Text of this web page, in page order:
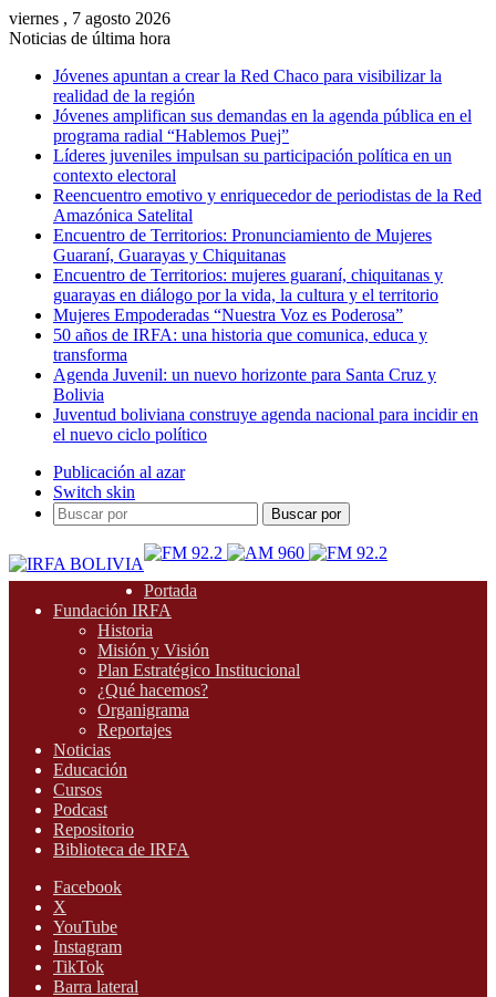
viernes , 7 agosto 2026
Noticias de última hora
Jóvenes apuntan a crear la Red Chaco para visibilizar la
realidad de la región
Jóvenes amplifican sus demandas en la agenda pública en el
programa radial “Hablemos Puej”
Líderes juveniles impulsan su participación política en un
contexto electoral
Reencuentro emotivo y enriquecedor de periodistas de la Red
Amazónica Satelital
Encuentro de Territorios: Pronunciamiento de Mujeres
Guaraní, Guarayas y Chiquitanas
Encuentro de Territorios: mujeres guaraní, chiquitanas y
guarayas en diálogo por la vida, la cultura y el territorio
Mujeres Empoderadas “Nuestra Voz es Poderosa”
50 años de IRFA: una historia que comunica, educa y
transforma
Agenda Juvenil: un nuevo horizonte para Santa Cruz y
Bolivia
Juventud boliviana construye agenda nacional para incidir en
el nuevo ciclo político
Publicación al azar
Switch skin
Buscar por
Portada
Fundación IRFA
Historia
Misión y Visión
Plan Estratégico Institucional
¿Qué hacemos?
Organigrama
Reportajes
Noticias
Educación
Cursos
Podcast
Repositorio
Biblioteca de IRFA
Facebook
X
YouTube
Instagram
TikTok
Barra lateral